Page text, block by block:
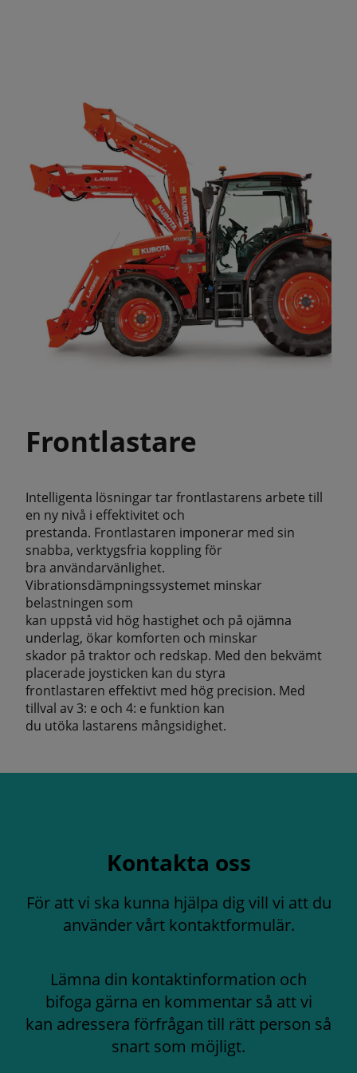
Frontlastare
Intelligenta lösningar tar frontlastarens arbete till
en ny nivå i effektivitet och
prestanda. Frontlastaren imponerar med sin
snabba, verktygsfria koppling för
bra användarvänlighet.
Vibrationsdämpningssystemet minskar
belastningen som
kan uppstå vid hög hastighet och på ojämna
underlag, ökar komforten och minskar
skador på traktor och redskap. Med den bekvämt
placerade joysticken kan du styra
frontlastaren effektivt med hög precision. Med
tillval av 3: e och 4: e funktion kan
du utöka lastarens mångsidighet.
Kontakta oss
För att vi ska kunna hjälpa dig vill vi att du
använder vårt kontaktformulär.
Lämna din kontaktinformation och
bifoga gärna en kommentar så att vi
kan adressera förfrågan till rätt person så
snart som möjligt.